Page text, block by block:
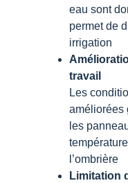
eau sont
permet de
irrigation
travail
Les
améliorées
les
l’ombrière
Limitation